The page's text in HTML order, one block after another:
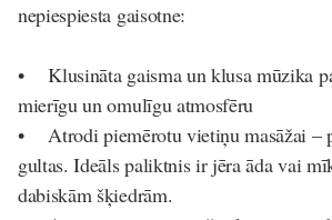
nepiespiesta gaisotne:
• Klusināta gaisma un klusa mūzika
mierīgu un omulīgu atmosfēru
• Atrodi piemērotu vietiņu masāžai –
gultas. Ideāls paliktnis ir jēra āda vai
dabiskām šķiedrām.